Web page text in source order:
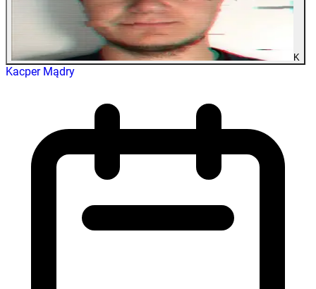
K
Kacper Mądry